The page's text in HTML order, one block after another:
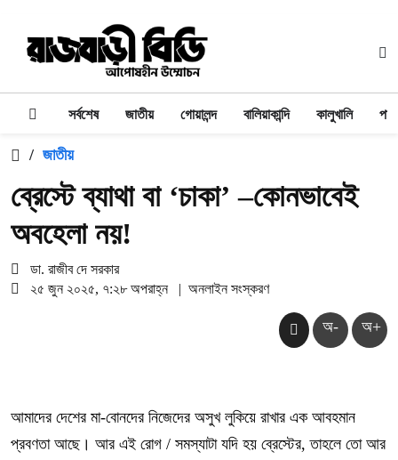
সর্বশেষ জাতীয় গোয়ালন্দ বালিয়াকান্দি কালুখালি
/ জাতীয়
ব্রেস্টে ব্যাথা বা ‘চাকা’ –কোনভাবেই
অবহেলা নয়!
ডা. রাজীব দে সরকার
২৫ জুন ২০২৫, ৭:২৮ অপরাহ্ন
| অনলাইন সংস্করণ
অ- অ+
আমাদের দেশের মা-বোনদের নিজেদের অসুখ লুকিয়ে রাখার এক আবহমান
প্রবণতা আছে। আর এই রোগ / সমস্যাটা যদি হয় ব্রেস্টের, তাহলে তো আর